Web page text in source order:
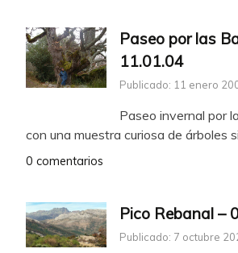
Paseo por las
11.01.04
Publicado: 11 enero
Paseo invernal por
con una muestra curiosa de árboles
0 comentarios
Pico Rebanal –
Publicado: 7 octubre